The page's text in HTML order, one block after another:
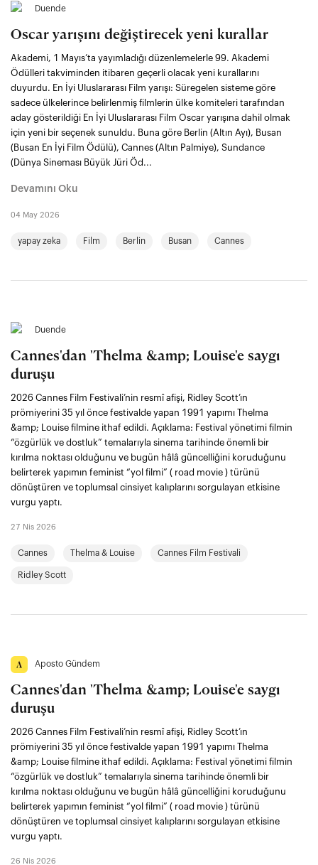
Duende
Oscar yarışını değiştirecek yeni kurallar
Akademi, 1 Mayıs’ta yayımladığı düzenlemelerle 99. Akademi
Ödülleri takviminden itibaren geçerli olacak yeni kurallarını
duyurdu. En İyi Uluslararası Film yarışı: Süregelen sisteme göre
sadece ülkelerince belirlenmiş filmlerin ülke komiteleri tarafından
aday gösterildiği En İyi Uluslararası Film Oscar yarışına dahil olmak
için yeni bir seçenek sunuldu. Buna göre Berlin (Altın Ayı), Busan
(Busan En İyi Film Ödülü), Cannes (Altın Palmiye), Sundance
(Dünya Sineması Büyük Jüri Öd...
Devamını Oku
04 May 2026
yapay zeka Film Berlin Busan Cannes
Duende
Cannes'dan 'Thelma &amp; Louise'e saygı
duruşu
2026 Cannes Film Festivali’nin resmî afişi, Ridley Scott’ın
prömiyerini 35 yıl önce festivalde yapan 1991 yapımı Thelma
&amp; Louise filmine ithaf edildi. Açıklama: Festival yönetimi filmin
“özgürlük ve dostluk” temalarıyla sinema tarihinde önemli bir
kırılma noktası olduğunu ve bugün hâlâ güncelliğini koruduğunu
belirterek yapımın feminist “yol filmi” ( road movie ) türünü
dönüştüren ve toplumsal cinsiyet kalıplarını sorgulayan etkisine
vurgu yaptı.
27 Nis 2026
Cannes Thelma & Louise Cannes Film Festivali
Ridley Scott
Aposto Gündem
Cannes'dan 'Thelma &amp; Louise'e saygı
duruşu
2026 Cannes Film Festivali’nin resmî afişi, Ridley Scott’ın
prömiyerini 35 yıl önce festivalde yapan 1991 yapımı Thelma
&amp; Louise filmine ithaf edildi. Açıklama: Festival yönetimi filmin
“özgürlük ve dostluk” temalarıyla sinema tarihinde önemli bir
kırılma noktası olduğunu ve bugün hâlâ güncelliğini koruduğunu
belirterek yapımın feminist “yol filmi” ( road movie ) türünü
dönüştüren ve toplumsal cinsiyet kalıplarını sorgulayan etkisine
vurgu yaptı.
26 Nis 2026